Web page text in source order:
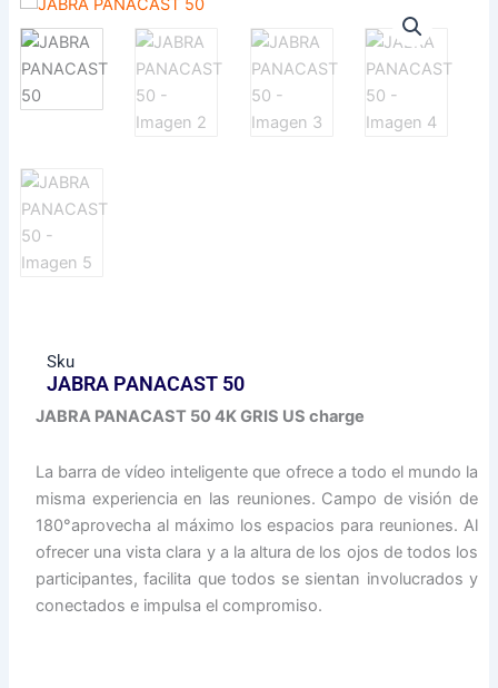
Sku
JABRA PANACAST 50
JABRA PANACAST 50 4K GRIS US charge
La barra de vídeo inteligente que ofrece a todo el mundo la
misma experiencia en las reuniones. Campo de visión de
180°aprovecha al máximo los espacios para reuniones. Al
ofrecer una vista clara y a la altura de los ojos de todos los
participantes, facilita que todos se sientan involucrados y
conectados e impulsa el compromiso.